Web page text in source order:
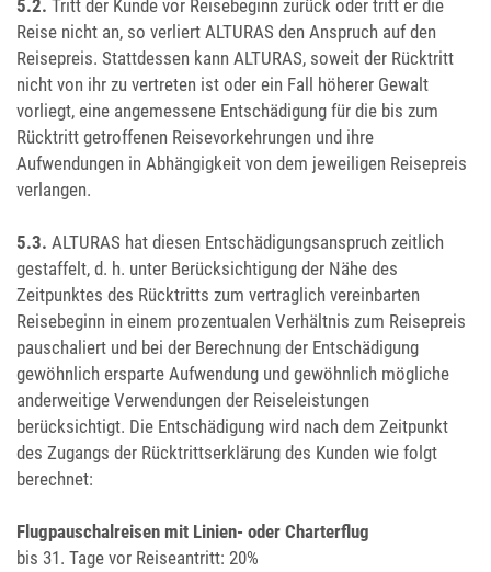
5.2. Tritt der Kunde vor Reisebeginn zurück oder tritt er die
Reise nicht an, so verliert ALTURAS den Anspruch auf den
Reisepreis. Stattdessen kann ALTURAS, soweit der Rücktritt
nicht von ihr zu vertreten ist oder ein Fall höherer Gewalt
vorliegt, eine angemessene Entschädigung für die bis zum
Rücktritt getroffenen Reisevorkehrungen und ihre
Aufwendungen in Abhängigkeit von dem jeweiligen Reisepreis
verlangen.
5.3. ALTURAS hat diesen Entschädigungsanspruch zeitlich
gestaffelt, d. h. unter Berücksichtigung der Nähe des
Zeitpunktes des Rücktritts zum vertraglich vereinbarten
Reisebeginn in einem prozentualen Verhältnis zum Reisepreis
pauschaliert und bei der Berechnung der Entschädigung
gewöhnlich ersparte Aufwendung und gewöhnlich mögliche
anderweitige Verwendungen der Reiseleistungen
berücksichtigt. Die Entschädigung wird nach dem Zeitpunkt
des Zugangs der Rücktrittserklärung des Kunden wie folgt
berechnet:
Flugpauschalreisen mit Linien- oder Charterflug
bis 31. Tage vor Reiseantritt: 20%